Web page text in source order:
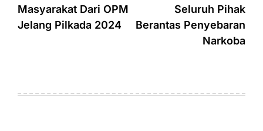
Masyarakat Dari OPM
Jelang Pilkada 2024
Seluruh Pihak
Berantas Penyebaran
Narkoba